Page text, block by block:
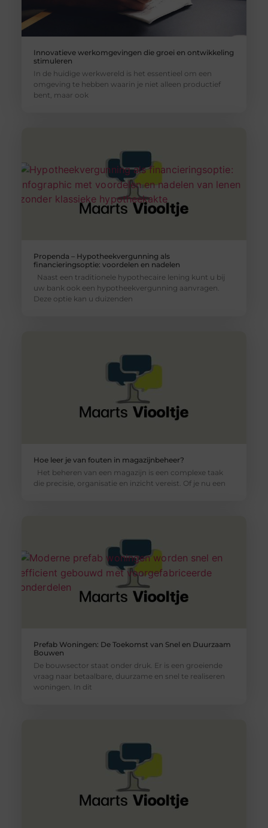
Innovatieve werkomgevingen die groei en ontwikkeling
stimuleren
In de huidige werkwereld is het essentieel om een
omgeving te hebben waarin je niet alleen productief
bent, maar ook
Propenda – Hypotheekvergunning als
financieringsoptie: voordelen en nadelen
Naast een traditionele hypothecaire lening kunt u bij
uw bank ook een hypotheekvergunning aanvragen.
Deze optie kan u duizenden
Hoe leer je van fouten in magazijnbeheer?
Het beheren van een magazijn is een complexe taak
die precisie, organisatie en inzicht vereist. Of je nu een
Prefab Woningen: De Toekomst van Snel en Duurzaam
Bouwen
De bouwsector staat onder druk. Er is een groeiende
vraag naar betaalbare, duurzame en snel te realiseren
woningen. In dit